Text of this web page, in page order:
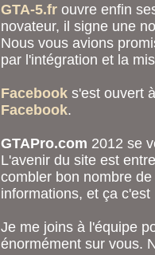
GTA-5.frouvre enfin
novateur, il signe une
Nous vous avions
par l'intégration et la
Facebooks'est ouvert
Facebook.
GTAPro.com 2012 se
L'avenir du site est
combler bon nombre
informations, et ça
Je me joins à l'équipe
énormément sur vous.